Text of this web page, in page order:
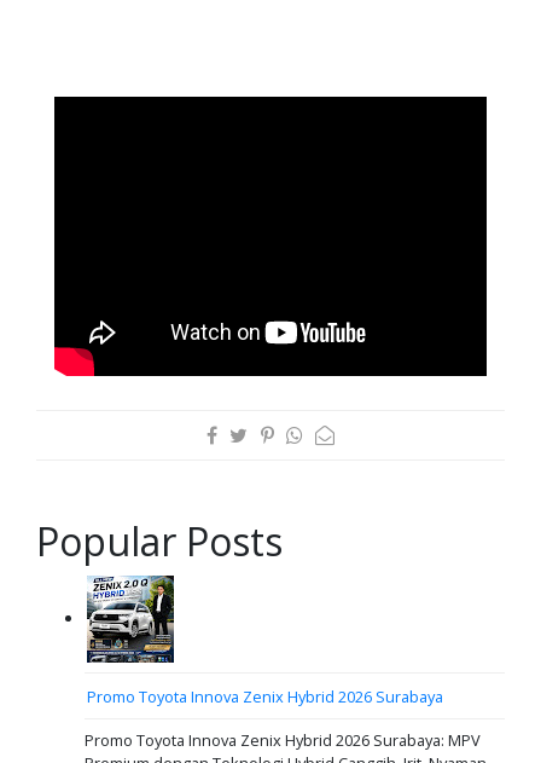
Popular Posts
Promo Toyota Innova Zenix Hybrid 2026 Surabaya
Promo Toyota Innova Zenix Hybrid 2026 Surabaya: MPV